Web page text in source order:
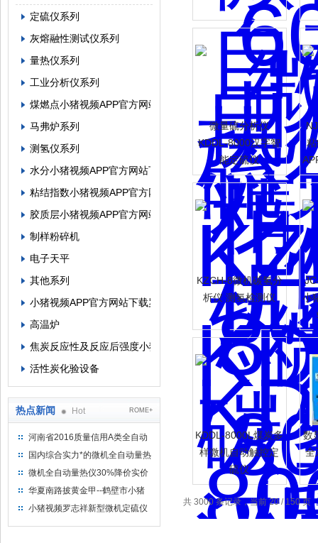
定硫仪系列
灰熔融性测试仪系列
量热仪系列
工业分析仪系列
煤燃点小猪视频APP官方网站下载罗志祥
马弗炉系列
测氢仪系列
水分小猪视频APP官方网站下载罗志祥系列
粘结指数小猪视频APP官方网站下载罗志祥系列
胶质层小猪视频APP官方网站下载罗志祥系列
制样粉碎机
电子天平
其他系列
小猪视频APP官方网站下载罗志祥
高温炉
焦炭反应性及反应后强度小猪视频APP官方网站下载罗志祥
活性炭化验设备
热点新闻 Hot ROME+
河南省2016质量信用A类全自动
量热仪
国内综合实力*的微机全自动量热
仪制造企业
微机全自动量热仪30%降价实价
出售
华夏南路披黄金甲--鹤壁市小猪
视频罗志祥仪器仪表有限公司
小猪视频罗志祥新型微机定硫仪
微量硫分析仪
KDDL-8000汉字智
能定硫仪
KZCH-8微机碳氢分
析仪 测氢检测仪
小
KDDL-8000L煤炭多
样微机自动触控定
硫仪
数
全
共 3000 条记录，当前 20 / 150 页